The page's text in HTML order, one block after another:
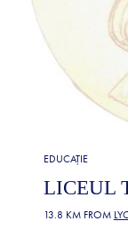
EDUCAȚIE
LICEUL
13.8 KM FROM